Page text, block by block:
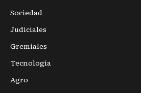
Sociedad
Judiciales
Gremiales
Tecnología
Agro